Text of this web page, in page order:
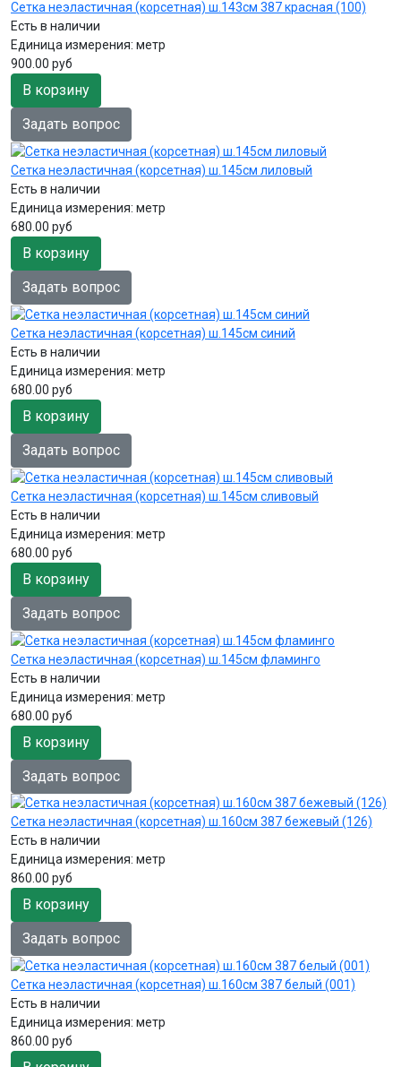
Сетка неэластичная (корсетная) ш.143см 387 красная (100)
Есть в наличии
Единица измерения: метр
900.00 руб
В корзину
Задать вопрос
Сетка неэластичная (корсетная) ш.145см лиловый
Есть в наличии
Единица измерения: метр
680.00 руб
В корзину
Задать вопрос
Сетка неэластичная (корсетная) ш.145см синий
Есть в наличии
Единица измерения: метр
680.00 руб
В корзину
Задать вопрос
Сетка неэластичная (корсетная) ш.145см сливовый
Есть в наличии
Единица измерения: метр
680.00 руб
В корзину
Задать вопрос
Сетка неэластичная (корсетная) ш.145см фламинго
Есть в наличии
Единица измерения: метр
680.00 руб
В корзину
Задать вопрос
Сетка неэластичная (корсетная) ш.160см 387 бежевый (126)
Есть в наличии
Единица измерения: метр
860.00 руб
В корзину
Задать вопрос
Сетка неэластичная (корсетная) ш.160см 387 белый (001)
Есть в наличии
Единица измерения: метр
860.00 руб